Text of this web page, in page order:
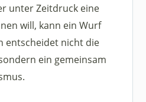
unter Zeitdruck eine
will, kann ein Wurf
entscheidet nicht die
ein gemeinsam